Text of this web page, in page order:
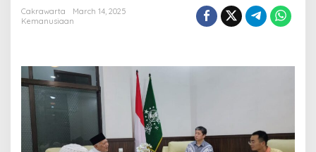
r
a
k
U
Cakrawarta
March 14, 2025
Kemanusiaan